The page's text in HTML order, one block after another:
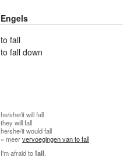
Engels
to fall
to fall down
he/she/itwill fall
they will fall
he/she/itwould fall
» meervervoegingen van to fall
I'm afraid tofall